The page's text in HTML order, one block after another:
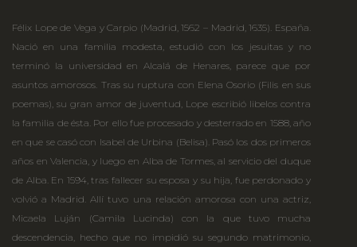
Félix Lope de Vega y Carpio (Madrid, 1562 – Madrid, 1635). España.
Nació en una familia modesta, estudió con los jesuitas y no
terminó la universidad en Alcalá de Henares, parece que por
asuntos amorosos. Tras su ruptura con Elena Osorio (Filis en sus
poemas), su gran amor de juventud, Lope escribió libelos contra
la familia de ésta. Por ello fue procesado y desterrado en 1588, año
en que se casó con Isabel de Urbina (Belisa). Pasó los dos primeros
años en Valencia, y luego en Alba de Tormes, al servicio del duque
de Alba. En 1594, tras fallecer su esposa y su hija, fue perdonado y
volvió a Madrid. Allí tuvo una relación amorosa con una actriz,
Micaela Luján (Camila Lucinda) con la que tuvo mucha
descendencia, hecho que no impidió su segundo matrimonio,